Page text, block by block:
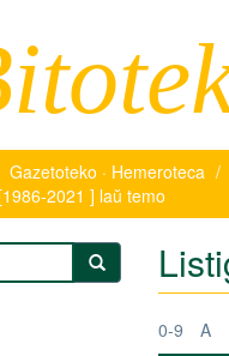
Gazetoteko · Hemeroteca
2021 ] laŭ temo
0-9 A